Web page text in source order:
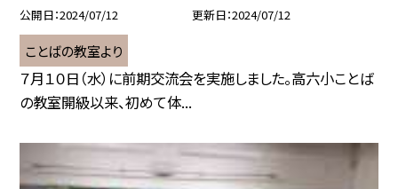
公開日 2024/07/12 更新日 2024/07/12
ことばの教室より
７月１０日（水）に前期交流会を実施しました。高六小ことば
の教室開級以来、初めて体...